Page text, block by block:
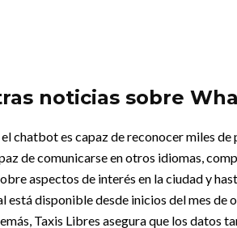
noticias sobre
chatbot es capaz de reconocer miles de
de comunicarse en otros idiomas,
aspectos de interés en la ciudad y
está disponible desde inicios del mes de
Taxis Libres asegura que los datos